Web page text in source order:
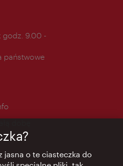
godz. 9.00 -
państwowe
jasna o te ciasteczka do